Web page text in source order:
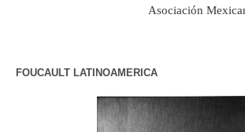
Asociación
FOUCAULT LATINOAMERICA